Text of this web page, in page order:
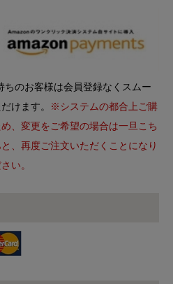
ちのお客様は会員登録なくスムー
けます。
※システムの都合上ご購
、変更をご希望の場合は一旦こち
、再度ご注文いただくことになり
い。